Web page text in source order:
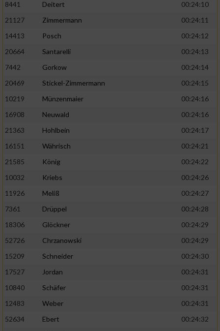
8441 Deitert
00:24:10
21127
Zimmermann
00:24:11
14413
Posch
00:24:12
20664
Santarelli
00:24:13
7442
Gorkow
00:24:14
20469
Stickel-Zimmermann
00:24:15
10219
Münzenmaier
00:24:16
16908
Neuwald
00:24:16
21363
Hohlbein
00:24:17
16151
Währisch
00:24:21
21585
König
00:24:22
10032
Kriebs
00:24:26
11926
Meliß
00:24:27
7361
Drüppel
00:24:28
18306
Glöckner
00:24:29
52726
Chrzanowski
00:24:29
15209
Schneider
00:24:30
17527
Jordan
00:24:31
10840
Schäfer
00:24:31
12483
Weber
00:24:31
52634
Ebert
00:24:32